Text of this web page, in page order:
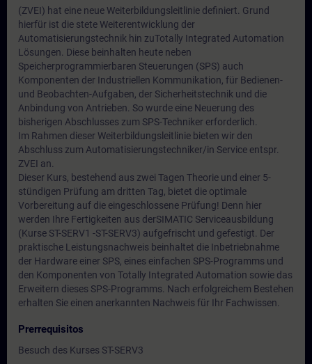
(ZVEI) hat eine neue Weiterbildungsleitlinie definiert. Grund
hierfür ist die stete Weiterentwicklung der
Automatisierungstechnik hin zuTotally Integrated Automation
Lösungen. Diese beinhalten heute neben
Speicherprogrammierbaren Steuerungen (SPS) auch
Komponenten der Industriellen Kommunikation, für Bedienen-
und Beobachten-Aufgaben, der Sicherheitstechnik und die
Anbindung von Antrieben. So wurde eine Neuerung des
bisherigen Abschlusses zum SPS-Techniker erforderlich.
Im Rahmen dieser Weiterbildungsleitlinie bieten wir den
Abschluss zum Automatisierungstechniker/in Service entspr.
ZVEI an.
Dieser Kurs, bestehend aus zwei Tagen Theorie und einer 5-
stündigen Prüfung am dritten Tag, bietet die optimale
Vorbereitung auf die eingeschlossene Prüfung! Denn hier
werden Ihre Fertigkeiten aus derSIMATIC Serviceausbildung
(Kurse ST-SERV1 -ST-SERV3) aufgefrischt und gefestigt. Der
praktische Leistungsnachweis beinhaltet die Inbetriebnahme
der Hardware einer SPS, eines einfachen SPS-Programms und
den Komponenten von Totally Integrated Automation sowie das
Erweitern dieses SPS-Programms. Nach erfolgreichem Bestehen
erhalten Sie einen anerkannten Nachweis für Ihr Fachwissen.
Prerrequisitos
Besuch des Kurses ST-SERV3